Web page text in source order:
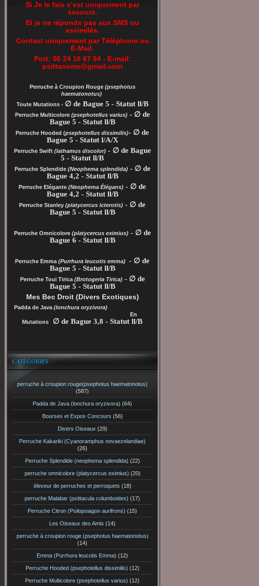
Si Je le fais c’est uniquement par
secours.
Et je ne réponds pas aux SMS ou
assimilés.
Contact uniquement par Téléphone ou
E-Mail.
Port: 06 24 16 67 94 - E-mail:
psittacoms@gmail.com
Perruche à Croupion Rouge(psephotus
haematonotus)
Toute Mutations - ∅ de Bague 5 - Statut ll/B
Perruche Multicolore (psephotellus varius)- ∅ de
Bague 5 - Statut ll/B
Perruche Hooded (psephotellus dissimilis)- ∅ de
Bague 5 - Statut l/A/X
Perruche Swift (lathamus discolor)- ∅ de Bague
5 - Statut ll/B
Perruche Splendide (Neophema splendida)- ∅ de
Bague 4,2 - Statut ll/B
Perruche Elégante (Neophema Élégans) - ∅ de
Bague 4,2 - Statut ll/B
Perruche Stanley (platycercus icterotis) - ∅ de
Bague 5 - Statut ll/B
Perruche Omnicolore (platycercus eximius)- ∅ de
Bague 6 - Statut ll/B
Perruche Emma (Purrhura leucotis emma) - ∅ de
Bague 5 - Statut ll/B
Perruche Toui Tirica (Brotogeria Tirica)- ∅ de
Bague 5 - Statut ll/B
Mes Bec Droit (Divers Exotiques)
Padda de Java(lonchura oryzivora)
En
Mutations
∅ de Bague 3,8 - Statut ll/B
CATÉGORIES
perruche à croupion rouge(psephotus haematonotus)
(587)
Padda de Java (lonchura oryzivora) (64)
Bourses et Expos Concours (56)
Divers Oiseaux (29)
Perruche Kakariki (Cyanoramphus novaezelandiae)
(26)
Perruche Splendide (neophema splendida) (22)
perruche omnicolore (platycercus eximius) (20)
éleveur de perruches et perroquets (18)
perruche Malabar (psittacula columboides) (17)
Perruche Citron (Psilopsiagon aurifrons) (15)
Les Oiseaux des Amis (14)
perruche à croupion rouge (psephotus haematonotus)
(14)
Emma (Purrhura leucotis Emma) (12)
Perruche Hooded (psephotellus dissimilis) (12)
Perruche Multicolore (psephotellus varius) (12)